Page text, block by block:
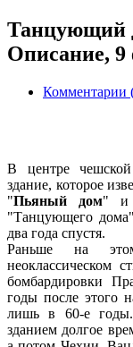
Танцующий
Описание, 9
Комментарии
В центре
здание, которое
"Пьяный дом"
"Танцующего
два года спустя.
Раньше на
неоклассическом
бомбардировки
годы после этого
лишь в 60-е
зданием долгое